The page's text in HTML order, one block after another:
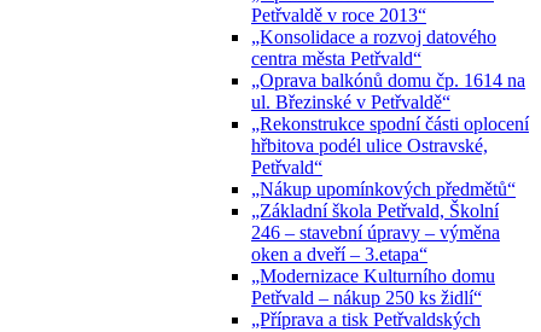
Petřvaldě v roce 2013“
„Konsolidace a rozvoj datového
centra města Petřvald“
„Oprava balkónů domu čp. 1614 na
ul. Březinské v Petřvaldě“
„Rekonstrukce spodní části oplocení
hřbitova podél ulice Ostravské,
Petřvald“
„Nákup upomínkových předmětů“
„Základní škola Petřvald, Školní
246 – stavební úpravy – výměna
oken a dveří – 3.etapa“
„Modernizace Kulturního domu
Petřvald – nákup 250 ks židlí“
„Příprava a tisk Petřvaldských